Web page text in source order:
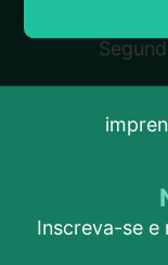
Inscreva-se e